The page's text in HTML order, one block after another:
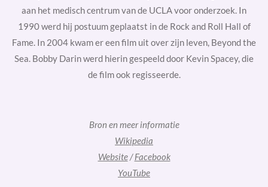
aan het medisch centrum van de UCLAvoor onderzoek. In
1990 werd hij postuum geplaatst in de Rock and Roll Hall of
Fame. In 2004 kwam er een film uit over zijn leven, Beyond the
Sea. Bobby Darin werd hierin gespeeld door Kevin Spacey, die
de film ook regisseerde.
Bron en meer informatie
Wikipedia
Website/Facebook
YouTube